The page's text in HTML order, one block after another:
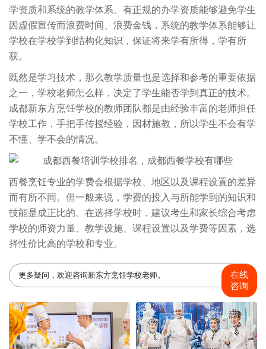
学资质和系统的教学体系。有正规的办学资质能够避免学生
因虚假宣传而浪费时间、浪费金钱，系统的教学体系能够让
学校在学校学到结构化知识，保证将来学有所得，学有所
获。
既然是学习技术，那么教学质量也是选择和参考的重要依据
之一，学校老师怎么样，决定了学生能否学到真正的技术。
成都新东方烹饪学校的教师团队都是由经验丰富的老师担任
学校工作，手把手传授经验，因材施教，所以学生不会有学
不懂、学不会的情况。
西餐烹饪专业的学费会根据学校、地区以及课程设置的差异
而有所不同。但一般来说，学费的投入与所能学到的知识和
技能是成正比的。在选择学校时，建议考生和家长综合考虑
学校的师资力量、教学设施、课程设置以及学费等因素，选
择性价比高的学校和专业。
更多疑问，欢迎咨询新东方烹饪学校老师。
在线
咨询